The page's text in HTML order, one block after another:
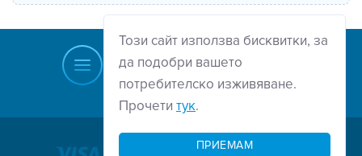
Нагоре
Този сайт използва бисквитки, за
да подобри вашето
потребителско изживяване.
Прочети тук.
ПРИЕМАМ